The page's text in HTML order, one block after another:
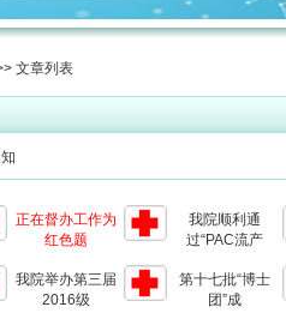
文章列表
正在督办工作为
红色题
我院顺利通
过“PAC流产
我院举办第三届
2016级
第十七批“博士
团”成